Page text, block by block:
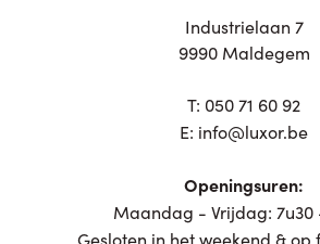
Industrielaan 7
9990 Maldegem
T: 050 71 60 92
E: info@luxor.be
Openingsuren:
Maandag - Vrijdag: 7u30
Gesloten in het weekend & op